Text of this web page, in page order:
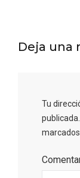
Deja una
Tu
publicada.